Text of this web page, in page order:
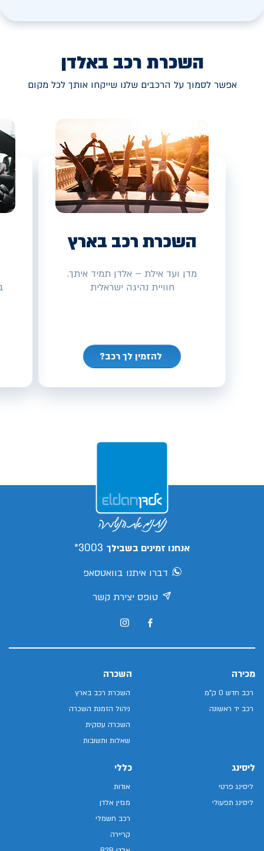
השכרת רכב באלדן
אפשר לסמוך על הרכבים שלנו שייקחו אותך לכל מקום
השכרת רכב בארץ
מדן ועד אילת – אלדן תמיד איתך.
חוויית נהיגה ישראלית
להזמין לך רכב?
אנחנו זמינים בשבילך 3003*
דברו איתנו בוואטסאפ
טופס יצירת קשר
מכירה
רכב חדש 0 ק"מ
רכב יד ראשונה
השכרה
השכרת רכב בארץ
ניהול הזמנת השכרה
השכרה עסקית
שאלות ותשובות
ליסינג
ליסינג פרטי
ליסינג תפעולי
כללי
אודות
מגזין אלדן
רכב חשמלי
קריירה